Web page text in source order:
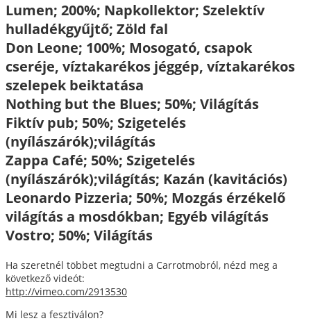
Lumen; 200%; Napkollektor; Szelektív
hulladékgyűjtő; Zöld fal
Don Leone; 100%; Mosogató, csapok
cseréje, víztakarékos jéggép, víztakarékos
szelepek beiktatása
Nothing but the Blues; 50%; Világítás
Fiktív pub; 50%; Szigetelés
(nyílászárók);világítás
Zappa Café; 50%; Szigetelés
(nyílászárók);világítás; Kazán (kavitációs)
Leonardo Pizzeria; 50%; Mozgás érzékelő
világítás a mosdókban; Egyéb világítás
Vostro; 50%; Világítás
Ha szeretnél többet megtudni a Carrotmobról, nézd meg a
következő videót:
http://vimeo.com/2913530
Mi lesz a fesztiválon?